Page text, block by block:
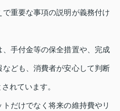
重要な事項の説明が義務付け
手付金等の保全措置や、完成
ども、消費者が安心して判断
れています。
だけでなく将来の維持費やリ